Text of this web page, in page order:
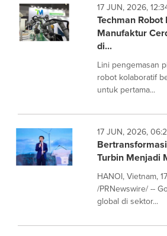
17 JUN, 2026,
Techman
Manufaktur
di...
Lini pengemasan
robot kolaboratif
untuk pertama...
17 JUN, 2026,
Turbin Menjadi
HANOI, Vietnam,
/PRNewswire/ --
global di sektor...